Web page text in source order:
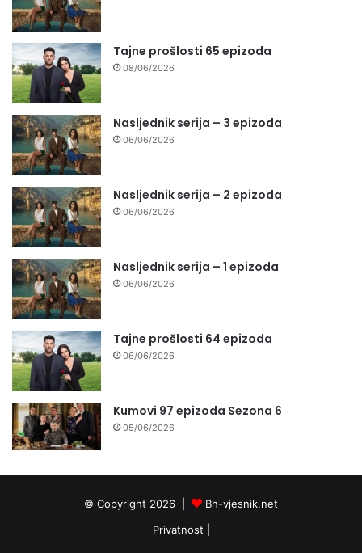
Tajne prošlosti 65 epizoda
08/06/2026
Nasljednik serija – 3 epizoda
06/06/2026
Nasljednik serija – 2 epizoda
06/06/2026
Nasljednik serija – 1 epizoda
06/06/2026
Tajne prošlosti 64 epizoda
06/06/2026
Kumovi 97 epizoda Sezona 6
05/06/2026
© Copyright 2026 |
Bh-vjesnik.net
Privatnost